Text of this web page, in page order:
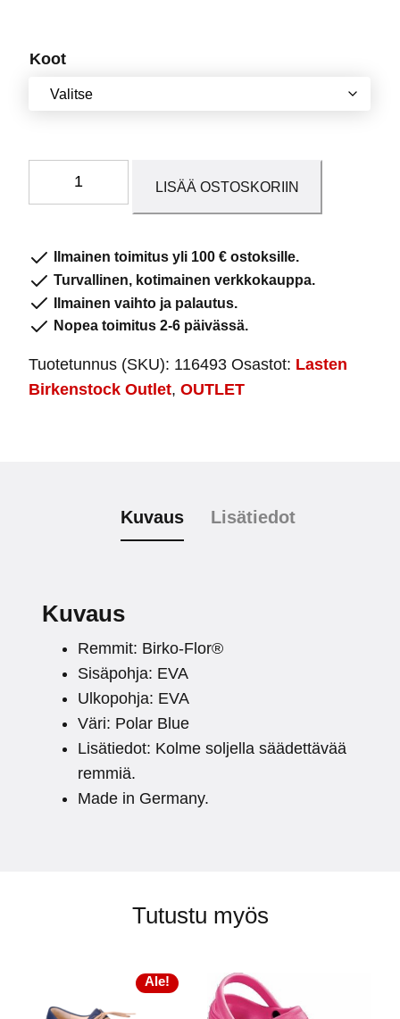
Koot
LISÄÄ OSTOSKORIIN
Ilmainen toimitus yli 100 € ostoksille.
Turvallinen, kotimainen verkkokauppa.
Ilmainen vaihto ja palautus.
Nopea toimitus 2-6 päivässä.
Tuotetunnus (SKU): 116493 Osastot: Lasten
Birkenstock Outlet, OUTLET
Kuvaus Lisätiedot
Kuvaus
Remmit: Birko-Flor®
Sisäpohja: EVA
Ulkopohja: EVA
Väri: Polar Blue
Lisätiedot: Kolme soljella säädettävää
remmiä.
Made in Germany.
Tutustu myös
Ale!